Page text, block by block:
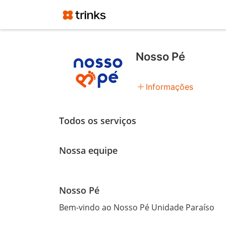
Nosso Pé
add Informações
Todos os serviços
Nossa equipe
Nosso Pé
Bem-vindo ao Nosso Pé Unidade Paraíso